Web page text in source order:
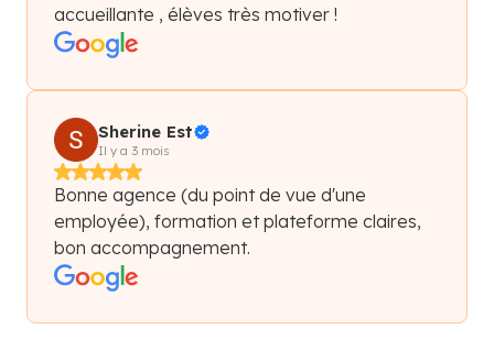
accueillante , élèves très motiver !
Sherine Est
Il y a 3 mois
Bonne agence (du point de vue d'une
employée), formation et plateforme claires,
bon accompagnement.